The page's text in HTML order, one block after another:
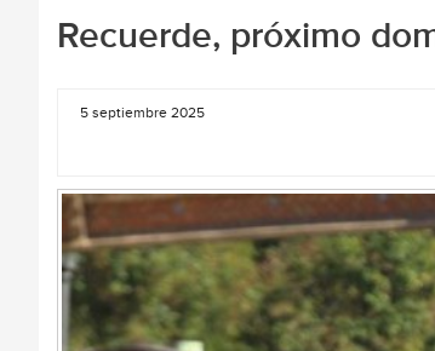
Recuerde, próximo
5 septiembre 2025